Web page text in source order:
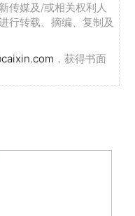
传媒及/或相关权利人
行转载、摘编、复制及
，获得书面